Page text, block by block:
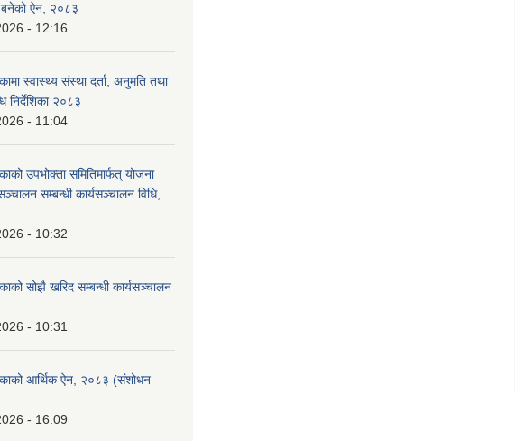
बनेको ऐन, २०८३
- 12:16
स्वास्थ्य संस्था दर्ता, अनुमति तथा
निर्देशिका २०८३
- 11:04
उपभोक्ता समितिमार्फत् योजना
सम्बन्धी कार्यसञ्चालन विधि,
- 10:32
सोझै खरिद सम्बन्धी कार्यसञ्चालन
- 10:31
आर्थिक ऐन, २०८३ (संशोधन
- 16:09